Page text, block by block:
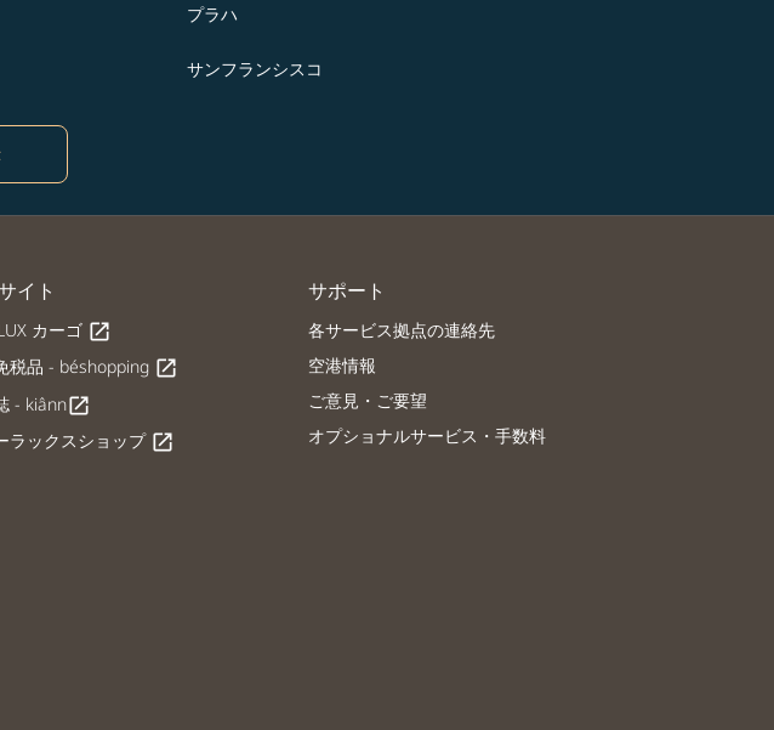
プラハ
サンフランシスコ
イト
カーゴ open_in_new
税品 - béshopping open_in_new
- kiânnopen_in_new
ラックスショップ open_in_new
サポート
各サービス拠点の連絡先
空港情報
ご意見・ご要望
オプショナルサービス・手数料